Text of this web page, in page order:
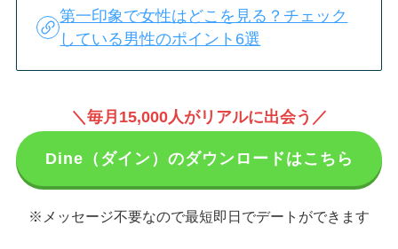
第一印象で女性はどこを見る？チェック
している男性のポイント6選
＼毎月15,000人がリアルに出会う／
Dine（ダイン）のダウンロードはこちら
※メッセージ不要なので最短即日でデートができます